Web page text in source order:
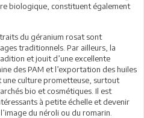
biologique, constituent également
du géranium rosat sont
traditionnels. Par ailleurs, la
et jouit d’une excellente
des PAM et l’exportation des huiles
une culture prometteuse, surtout
bio et cosmétiques. Il est
à petite échelle et devenir
du néroli ou du romarin.